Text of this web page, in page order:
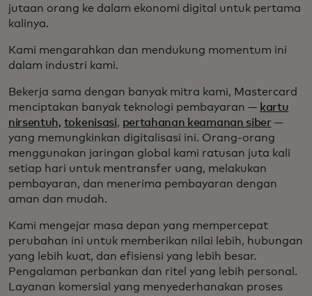
jutaan orang ke dalam ekonomi digital untuk pertama
kalinya.
Kami mengarahkan dan mendukung momentum ini
dalam industri kami.
Bekerja sama dengan banyak mitra kami, Mastercard
menciptakan banyak teknologi pembayaran — kartu
nirsentuh, tokenisasi, pertahanan keamanan siber—
yang memungkinkan digitalisasi ini. Orang-orang
menggunakan jaringan global kami ratusan juta kali
setiap hari untuk mentransfer uang, melakukan
pembayaran, dan menerima pembayaran dengan
aman dan mudah.
Kami mengejar masa depan yang mempercepat
perubahan ini untuk memberikan nilai lebih, hubungan
yang lebih kuat, dan efisiensi yang lebih besar.
Pengalaman perbankan dan ritel yang lebih personal.
Layanan komersial yang menyederhanakan proses